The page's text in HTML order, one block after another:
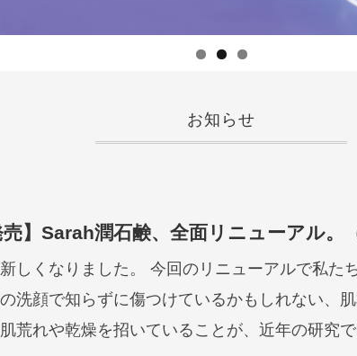
お知らせ
】Sarah潤石鹸、全面リニューアル。
しくなりました。 今回のリニューアルで私た
洗顔で知らずに傷つけているかもしれない、
荒れや乾燥を招いていることが、近年の研究で